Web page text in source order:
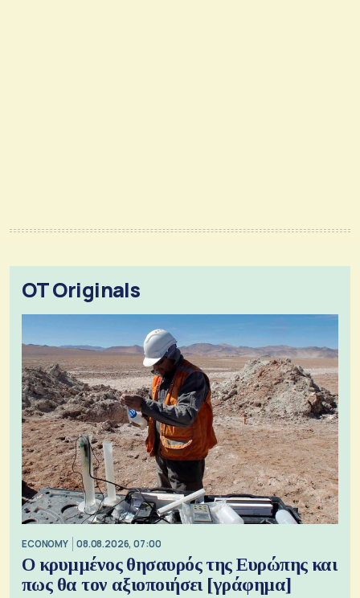
OT Originals
ECONOMY 08.08.2026, 07:00
Ο κρυμμένος θησαυρός της Ευρώπης και
πως θα τον αξιοποιήσει [γράφημα]